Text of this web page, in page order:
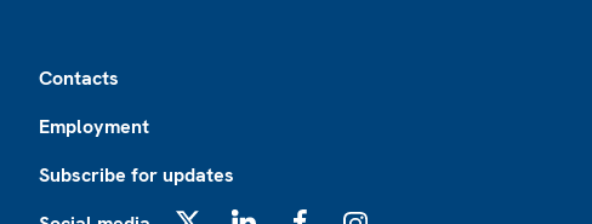
Contacts
Employment
Subscribe for updates